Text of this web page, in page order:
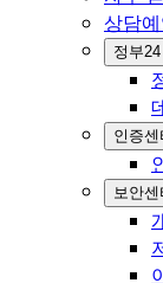
상담
정부
인증센
보안센